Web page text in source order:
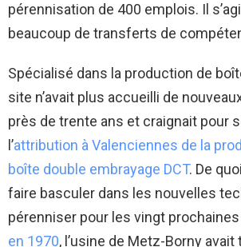
pérennisation de 400 emplois. Il
beaucoup de transferts de
Spécialisé dans la production de
site n’avait plus accueilli de
près de trente ans et craignait pour
l’attribution à Valenciennes de la
boîte double embrayage DCT. De
faire basculer dans les nouvelles
pérenniser pour les vingt
en 1970, l’usine de Metz-Borny